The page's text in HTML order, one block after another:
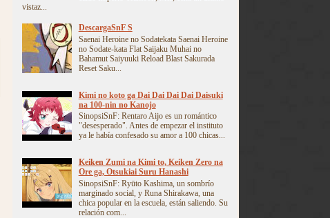
vistaz...
DescargaSnF S
Saenai Heroine no Sodatekata Saenai Heroine
no Sodate-kata Flat Saijaku Muhai no
Bahamut Saiyuuki Reload Blast Sakurada
Reset Saku...
Kimi no koto ga Dai Dai Dai Dai Daisuki
na 100-nin no Kanojo
SinopsiSnF: Rentaro Aijo es un romántico
"desesperado". Antes de empezar el instituto
ya le había confesado su amor a 100 chicas...
Keiken Zumi na Kimi to, Keiken Zero na
Ore ga, Otsukiai Suru Hanashi
SinopsiSnF: Ryūto Kashima, un sombrío
marginado social, y Runa Shirakawa, una
chica popular en la escuela, están saliendo. Su
relación com...